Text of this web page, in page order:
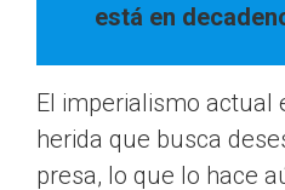
está en
El imperialismo actual
herida que busca
presa, lo que lo hace